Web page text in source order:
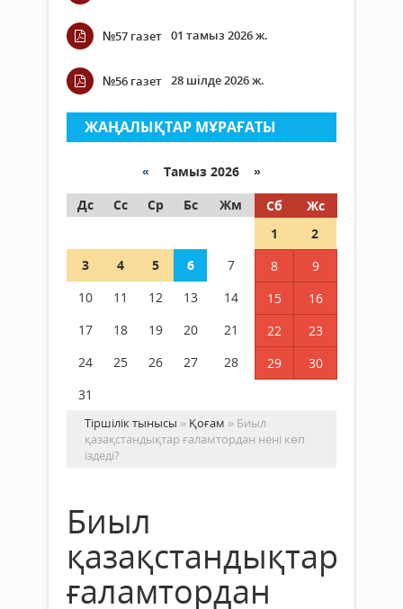
№57 газет 01 тамыз 2026 ж.
№56 газет 28 шілде 2026 ж.
ЖАҢАЛЫҚТАР МҰРАҒАТЫ
« Тамыз 2026 »
Дс
Сс Ср Бс Жм Сб
Жс
1
2
3
4 5 6 7 8
9
10
11 12 13 14 15
16
17
18 19 20 21 22
23
24
25 26 27 28 29
30
31
Тіршілік тынысы » Қоғам » Биыл
қазақстандықтар ғаламтордан нені көп
іздеді?
Биыл
қазақстандықтар
ғаламтордан